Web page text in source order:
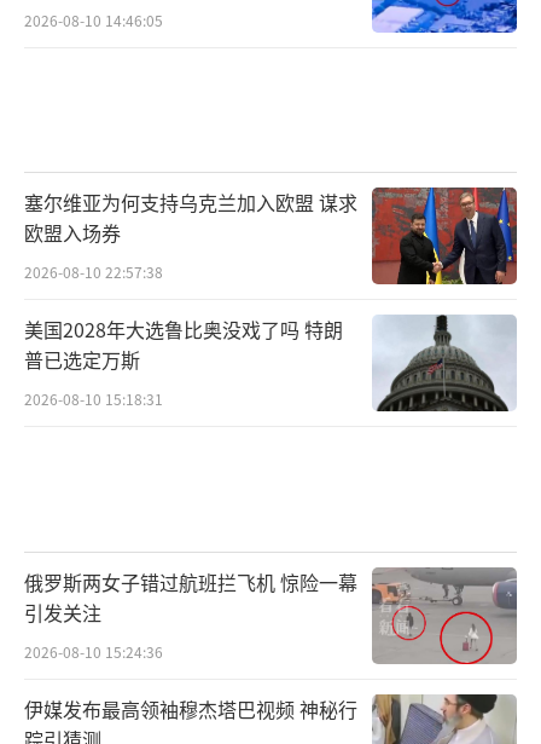
2026-08-10 14:46:05
塞尔维亚为何支持乌克兰加入欧盟 谋求
欧盟入场券
2026-08-10 22:57:38
美国2028年大选鲁比奥没戏了吗 特朗
普已选定万斯
2026-08-10 15:18:31
俄罗斯两女子错过航班拦飞机 惊险一幕
引发关注
2026-08-10 15:24:36
伊媒发布最高领袖穆杰塔巴视频 神秘行